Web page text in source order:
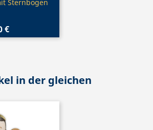
Sternbogen
€
in der gleichen